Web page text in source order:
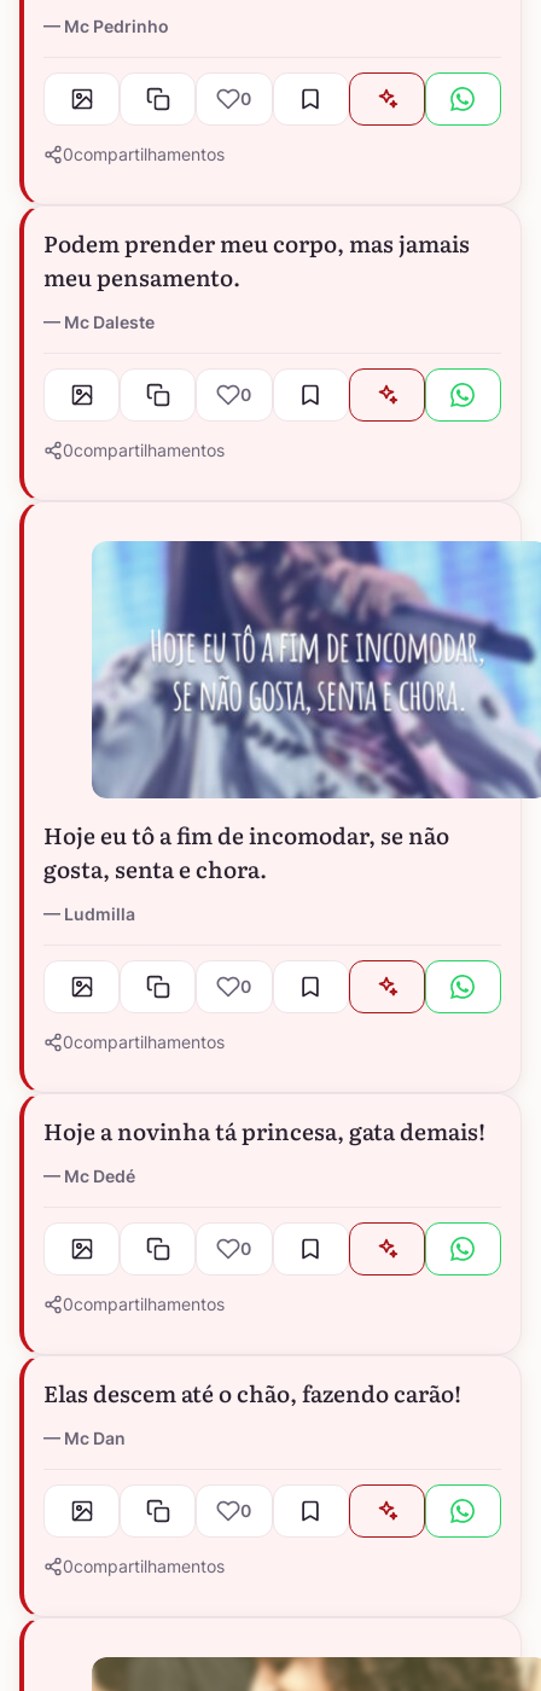
Mc Pedrinho
0
0compartilhamentos
Podem prender meu corpo, mas jamais
meu pensamento.
Mc Daleste
0
0compartilhamentos
Hoje eu tô a fim de incomodar, se não
gosta, senta e chora.
Ludmilla
0
0compartilhamentos
Hoje a novinha tá princesa, gata demais!
Mc Dedé
0
0compartilhamentos
Elas descem até o chão, fazendo carão!
Mc Dan
0
0compartilhamentos